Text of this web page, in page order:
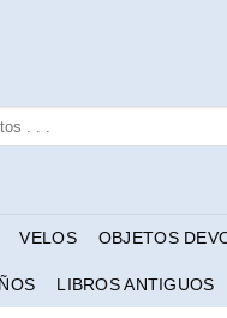
VELOS OBJETOS
LIBROS ANTIGUOS